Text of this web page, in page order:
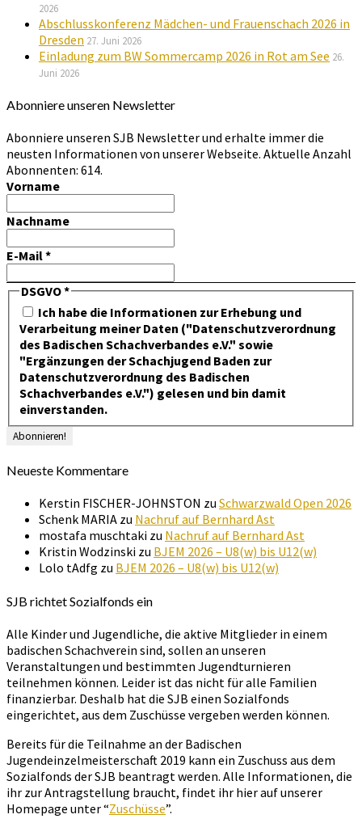
2026
Abschlusskonferenz Mädchen- und Frauenschach 2026 in
Dresden 27. Juni 2026
Einladung zum BW Sommercamp 2026 in Rot am See 26.
Juni 2026
Abonniere unseren Newsletter
Abonniere unseren SJB Newsletter und erhalte immer die
neusten Informationen von unserer Webseite. Aktuelle Anzahl
Abonnenten: 614.
Vorname
Nachname
E-Mail*
DSGVO*
Ich habe die Informationen zur Erhebung und
Verarbeitung meiner Daten ("Datenschutzverordnung
des Badischen Schachverbandes e.V." sowie
"Ergänzungen der Schachjugend Baden zur
Datenschutzverordnung des Badischen
Schachverbandes e.V.") gelesen und bin damit
einverstanden.
Neueste Kommentare
Kerstin FISCHER-JOHNSTON zu Schwarzwald Open 2026
Schenk MARIA zu Nachruf auf Bernhard Ast
mostafa muschtaki zu Nachruf auf Bernhard Ast
Kristin Wodzinski zu BJEM 2026 – U8(w) bis U12(w)
Lolo tAdfg zu BJEM 2026 – U8(w) bis U12(w)
SJB richtet Sozialfonds ein
Alle Kinder und Jugendliche, die aktive Mitglieder in einem
badischen Schachverein sind, sollen an unseren
Veranstaltungen und bestimmten Jugendturnieren
teilnehmen können. Leider ist das nicht für alle Familien
finanzierbar. Deshalb hat die SJB einen Sozialfonds
eingerichtet, aus dem Zuschüsse vergeben werden können.
Bereits für die Teilnahme an der Badischen
Jugendeinzelmeisterschaft 2019 kann ein Zuschuss aus dem
Sozialfonds der SJB beantragt werden. Alle Informationen, die
ihr zur Antragstellung braucht, findet ihr hier auf unserer
Homepage unter “Zuschüsse”.